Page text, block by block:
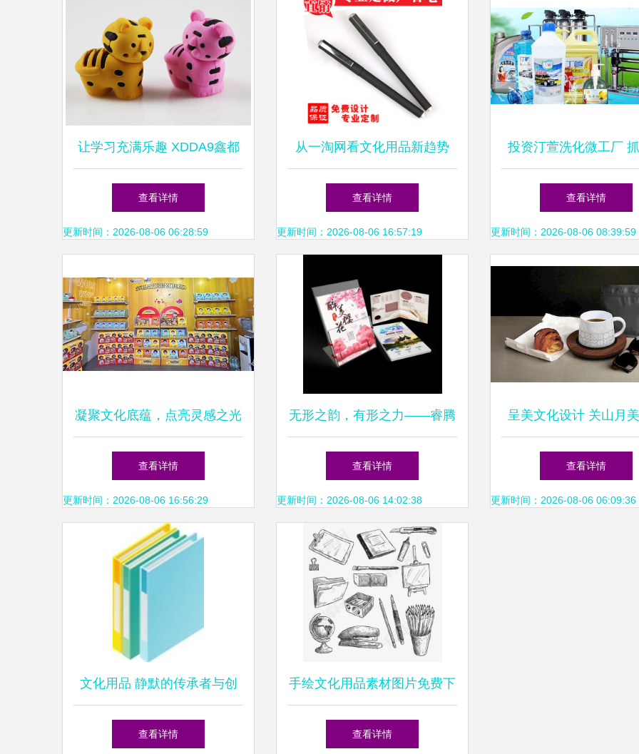
让学习充满乐趣 XDDA9鑫都
老虎造型趣味橡皮擦的全方位
解读
查看详情
更新时间：2026-08-06 06:28:59
从一淘网看文化用品新趋势
中性笔定制与茶具零售的价格
解密
查看详情
更新时间：2026-08-06 16:57:19
投资汀萱洗化微工厂
用洗化市场的茶壶零售
查看详情
更新时间：2026-08-06 08:39:59
凝聚文化底蕴，点亮灵感之光
——实丰文化亮相第117届中
国文化用品商品交易会
查看详情
更新时间：2026-08-06 16:56:29
无形之韵，有形之力——睿腾
文化用品的资产塑造之道
查看详情
更新时间：2026-08-06 14:02:38
呈美文化设计 关山月
文创生活美学——茶壶
品牌新表达
查看详情
更新时间：2026-08-06 06:09:36
文化用品 静默的传承者与创
意的催化剂
查看详情
手绘文化用品素材图片免费下
载 高清装饰图案PSD与千库
查看详情